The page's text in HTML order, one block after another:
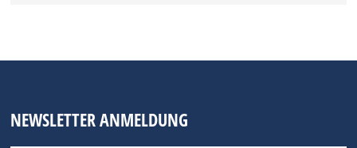
NEWSLETTER ANMELDUNG